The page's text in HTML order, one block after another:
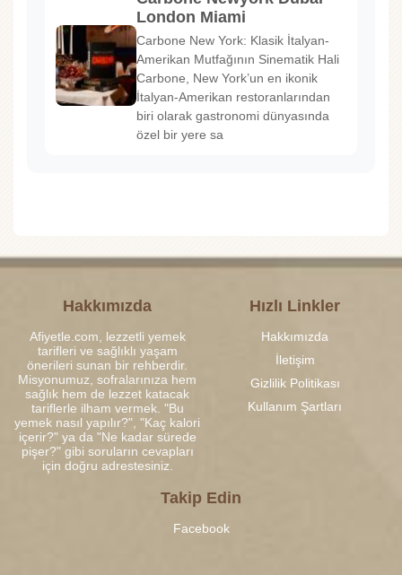
London Miami
Carbone New York: Klasik İtalyan-
Amerikan Mutfağının Sinematik Hali
Carbone, New York’un en ikonik
İtalyan-Amerikan restoranlarından
biri olarak gastronomi dünyasında
özel bir yere sa
Hakkımızda
Afiyetle.com, lezzetli yemek
tarifleri ve sağlıklı yaşam
önerileri sunan bir rehberdir.
Misyonumuz, sofralarınıza hem
sağlık hem de lezzet katacak
tariflerle ilham vermek. "Bu
yemek nasıl yapılır?", "Kaç kalori
içerir?" ya da "Ne kadar sürede
pişer?" gibi soruların cevapları
için doğru adrestesiniz.
Hızlı Linkler
Hakkımızda
İletişim
Gizlilik Politikası
Kullanım Şartları
Takip Edin
Facebook